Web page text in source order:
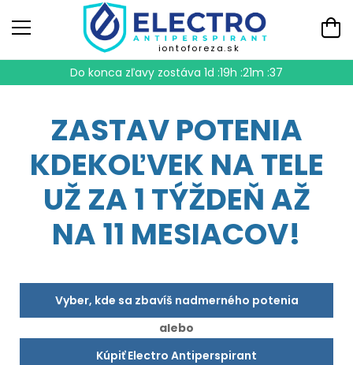
iontoforeza.sk
Do konca zľavy zostáva1d :19h :21m :35
ZASTAV POTENIA
KDEKOĽVEK NA TELE
UŽ ZA 1 TÝŽDEŇ AŽ
NA 11 MESIACOV!
Vyber, kde sa zbavíš nadmerného potenia
alebo
Kúpiť Electro Antiperspirant